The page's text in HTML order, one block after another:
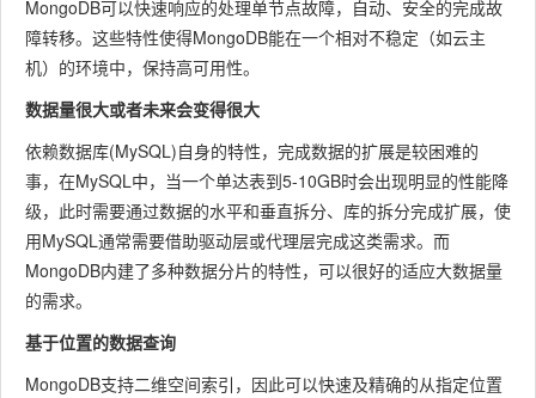
MongoDB可以快速响应的处理单节点故障，自动、安全的完成故
障转移。这些特性使得MongoDB能在一个相对不稳定（如云主
机）的环境中，保持高可用性。
数据量很大或者未来会变得很大
依赖数据库(MySQL)自身的特性，完成数据的扩展是较困难的
事，在MySQL中，当一个单达表到5-10GB时会出现明显的性能降
级，此时需要通过数据的水平和垂直拆分、库的拆分完成扩展，使
用MySQL通常需要借助驱动层或代理层完成这类需求。而
MongoDB内建了多种数据分片的特性，可以很好的适应大数据量
的需求。
基于位置的数据查询
MongoDB支持二维空间索引，因此可以快速及精确的从指定位置